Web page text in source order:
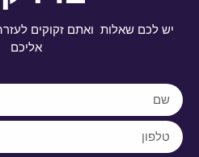
יש לכם שאלות ואתם זקוקים
אליכם